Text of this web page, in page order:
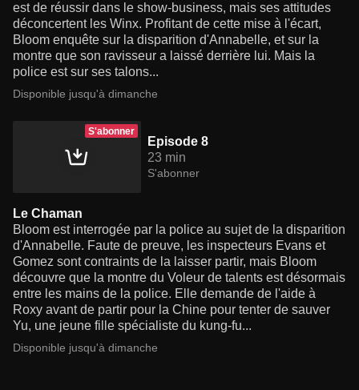
est de réussir dans le show-business, mais ses attitudes
déconcertent les Winx. Profitant de cette mise à l'écart,
Bloom enquête sur la disparition d'Annabelle, et sur la
montre que son ravisseur a laissé derrière lui. Mais la
police est sur ses talons...
Disponible jusqu'à dimanche
S'abonner
Episode 8
23 min
S'abonner
Le Chaman
Bloom est interrogée par la police au sujet de la disparition
d'Annabelle. Faute de preuve, les inspecteurs Evans et
Gomez sont contraints de la laisser partir, mais Bloom
découvre que la montre du Voleur de talents est désormais
entre les mains de la police. Elle demande de l'aide à
Roxy avant de partir pour la Chine pour tenter de sauver
Yu, une jeune fille spécialiste du kung-fu...
Disponible jusqu'à dimanche